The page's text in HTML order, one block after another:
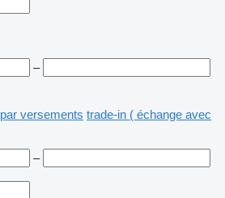
–
par versements trade-in ( échange avec
–